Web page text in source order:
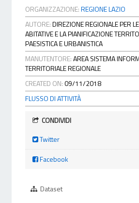
ORGANIZZAZIONE:REGIONE LAZIO
AUTORE:DIREZIONE REGIONALE PER
ABITATIVE E LA PIANIFICAZIONE
PAESISTICA E URBANISTICA
MANUTENTORE:AREA SISTEMA
TERRITORIALE REGIONALE
CREATED ON:09/11/2018
FLUSSO DI ATTIVITÀ
CONDIVIDI
Twitter
Facebook
Dataset